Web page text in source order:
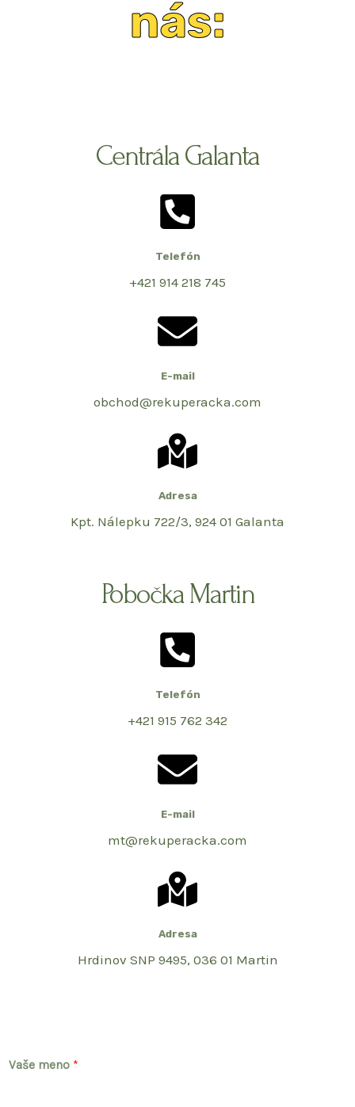
nás:
Centrála Galanta
Telefón
+421 914 218 745
E-mail
obchod@rekuperacka.com
Adresa
Kpt. Nálepku 722/3, 924 01 Galanta
Pobočka Martin
Telefón
+421 915 762 342
E-mail
mt@rekuperacka.com
Adresa
Hrdinov SNP 9495, 036 01 Martin
Vaše meno *